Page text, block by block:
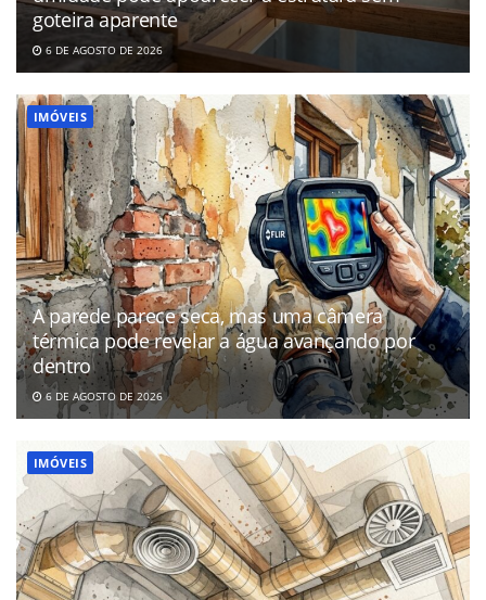
goteira aparente
6 DE AGOSTO DE 2026
IMÓVEIS
A parede parece seca, mas uma câmera
térmica pode revelar a água avançando por
dentro
6 DE AGOSTO DE 2026
IMÓVEIS